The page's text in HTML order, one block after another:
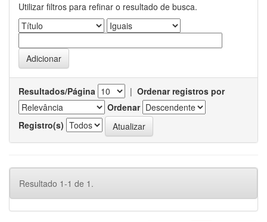
Utilizar filtros para refinar o resultado de busca.
Resultados/Página | Ordenar registros por
Ordenar
Registro(s)
Resultado 1-1 de 1.